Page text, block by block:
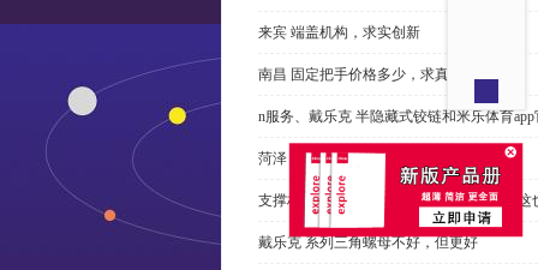
来宾 端盖机构，求实创新
南昌 固定把手价格多少，求真务实
n服务、戴乐克 半隐藏式铰链和米乐体育
菏泽 桥式拉手多少钱，性价比高
支撑杆质量不达标？无论价格多么便宜，这
戴乐克 系列三角螺母不好，但更好